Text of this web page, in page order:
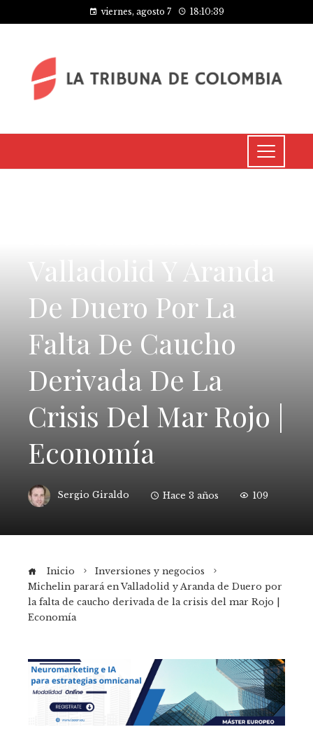
viernes, agosto 7 18:10:40
Valladolid Y Aranda
De Duero Por La
Falta De Caucho
Derivada De La
Crisis Del Mar Rojo |
Economía
Sergio Giraldo Hace 3 años 109
Inicio
Inversiones y negocios
Michelin parará en Valladolid y Aranda de Duero por
la falta de caucho derivada de la crisis del mar Rojo |
Economía